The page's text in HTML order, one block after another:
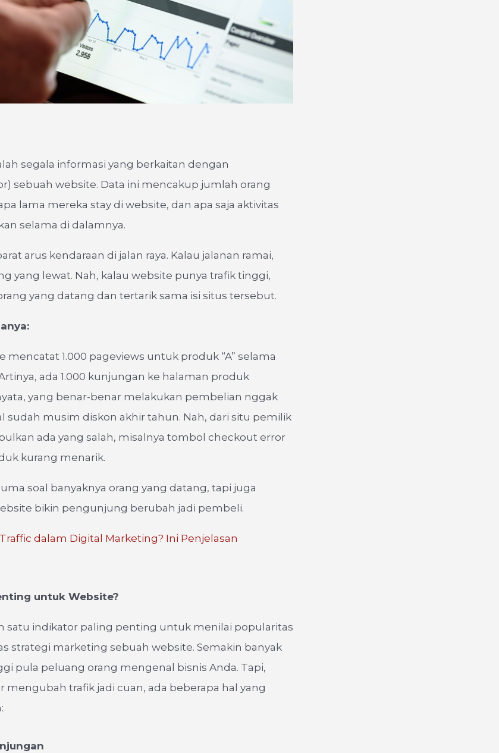
segala informasi yang berkaitan dengan
sebuah website. Data ini mencakup jumlah orang
lama mereka stay di website, dan apa saja aktivitas
selama di dalamnya.
arus kendaraan di jalan raya. Kalau jalanan ramai,
yang lewat. Nah, kalau website punya trafik tinggi,
yang datang dan tertarik sama isi situs tersebut.
mencatat 1.000 pageviews untuk produk “A” selama
ada 1.000 kunjungan ke halaman produk
yang benar-benar melakukan pembelian nggak
sudah musim diskon akhir tahun. Nah, dari situ pemilik
ada yang salah, misalnya tombol checkout error
kurang menarik.
soal banyaknya orang yang datang, tapi juga
bikin pengunjung berubah jadi pembeli.
dalam Digital Marketing? Ini Penjelasan
untuk Website?
satu indikator paling penting untuk menilai popularitas
strategi marketing sebuah website. Semakin banyak
pula peluang orang mengenal bisnis Anda. Tapi,
mengubah trafik jadi cuan, ada beberapa hal yang